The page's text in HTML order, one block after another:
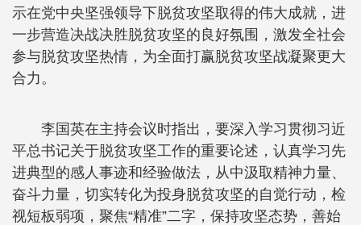
示在党中央坚强领导下脱贫攻坚取得的伟大成就，进
一步营造决战决胜脱贫攻坚的良好氛围，激发全社会
参与脱贫攻坚热情，为全面打赢脱贫攻坚战凝聚更大
合力。
李国英在主持会议时指出，要深入学习贯彻习近
平总书记关于脱贫攻坚工作的重要论述，认真学习先
进典型的感人事迹和经验做法，从中汲取精神力量、
奋斗力量，切实转化为投身脱贫攻坚的自觉行动，检
视短板弱项，聚焦“精准”二字，保持攻坚态势，善始